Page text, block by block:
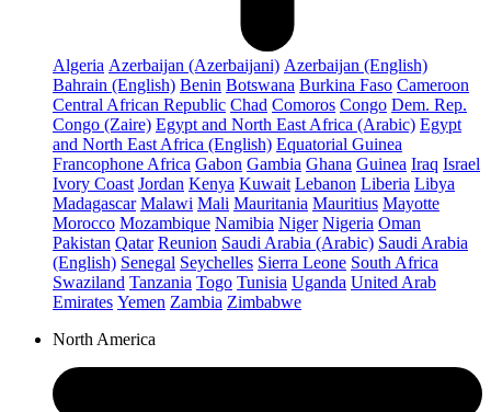
Algeria Azerbaijan (Azerbaijani) Azerbaijan (English)
Bahrain (English) Benin Botswana Burkina Faso Cameroon
Central African Republic Chad Comoros Congo Dem. Rep.
Congo (Zaire) Egypt and North East Africa (Arabic) Egypt
and North East Africa (English) Equatorial Guinea
Francophone Africa Gabon Gambia Ghana Guinea Iraq Israel
Ivory Coast Jordan Kenya Kuwait Lebanon Liberia Libya
Madagascar Malawi Mali Mauritania Mauritius Mayotte
Morocco Mozambique Namibia Niger Nigeria Oman
Pakistan Qatar Reunion Saudi Arabia (Arabic) Saudi Arabia
(English) Senegal Seychelles Sierra Leone South Africa
Swaziland Tanzania Togo Tunisia Uganda United Arab
Emirates Yemen Zambia Zimbabwe
North America